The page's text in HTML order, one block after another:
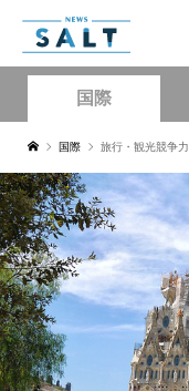
国際
国際 旅行・観光競争